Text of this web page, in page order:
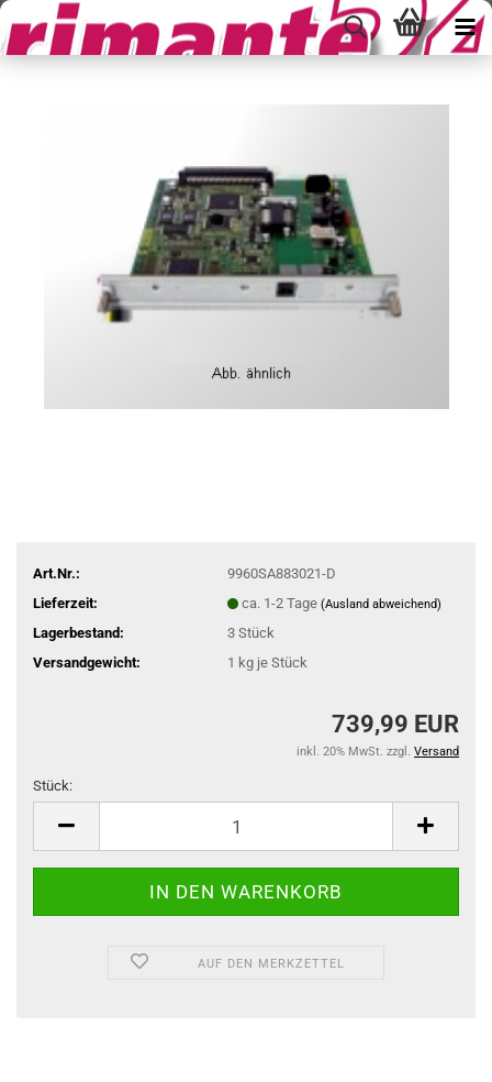
Art.Nr.:
9960SA883021-D
Lieferzeit:
ca. 1-2 Tage (Ausland abweichend)
Lagerbestand: 3 Stück
Versandgewicht:
1 kg je Stück
739,99 EUR
inkl. 20% MwSt. zzgl. Versand
Stück:
AUF DEN MERKZETTEL